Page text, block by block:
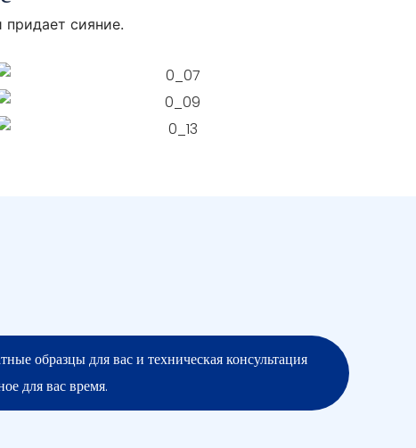
сияние.
образцы для вас и техническая консультация
для вас время.